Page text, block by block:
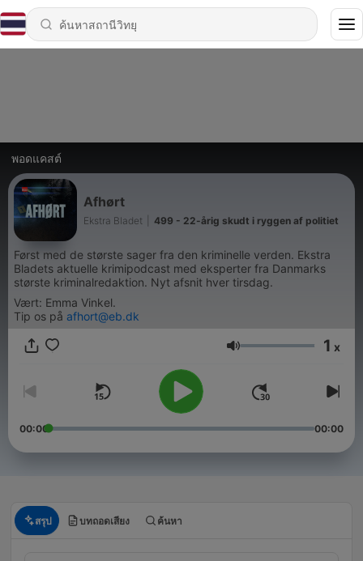
พอดแคสต์
Afhørt
Ekstra Bladet 499 - 22-årig skudt i ryggen af politiet
Først med de største sager fra den kriminelle verden. Ekstra
Bladets aktuelle krimipodcast med eksperter fra Danmarks
største kriminalredaktion. Nyt afsnit hver tirsdag.
Vært: Emma Vinkel.
Tip os på afhort@eb.dk
ระดับเสียง 1 x
00:00 00:00
สรุป บทถอดเสียง ค้นหา